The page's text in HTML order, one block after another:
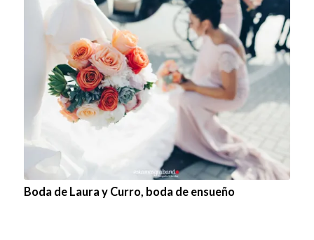
Boda de Laura y Curro, boda de ensueño